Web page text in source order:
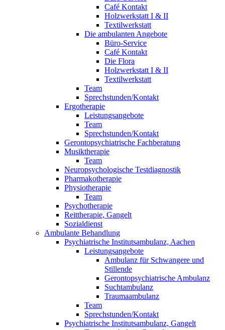
Café Kontakt
Holzwerkstatt I & II
Textilwerkstatt
Die ambulanten Angebote
Büro-Service
Café Kontakt
Die Flora
Holzwerkstatt I & II
Textilwerkstatt
Team
Sprechstunden/Kontakt
Ergotherapie
Leistungsangebote
Team
Sprechstunden/Kontakt
Gerontopsychiatrische Fachberatung
Musiktherapie
Team
Neuropsychologische Testdiagnostik
Pharmakotherapie
Physiotherapie
Team
Psychotherapie
Reittherapie, Gangelt
Sozialdienst
Ambulante Behandlung
Psychiatrische Institutsambulanz, Aachen
Leistungsangebote
Ambulanz für Schwangere und
Stillende
Gerontopsychiatrische Ambulanz
Suchtambulanz
Traumaambulanz
Team
Sprechstunden/Kontakt
Psychiatrische Institutsambulanz, Gangelt